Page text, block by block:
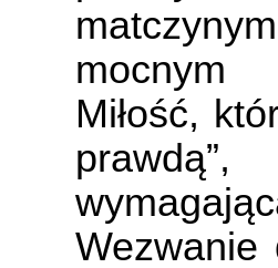
mocnym
Miłość,
Wezwanie